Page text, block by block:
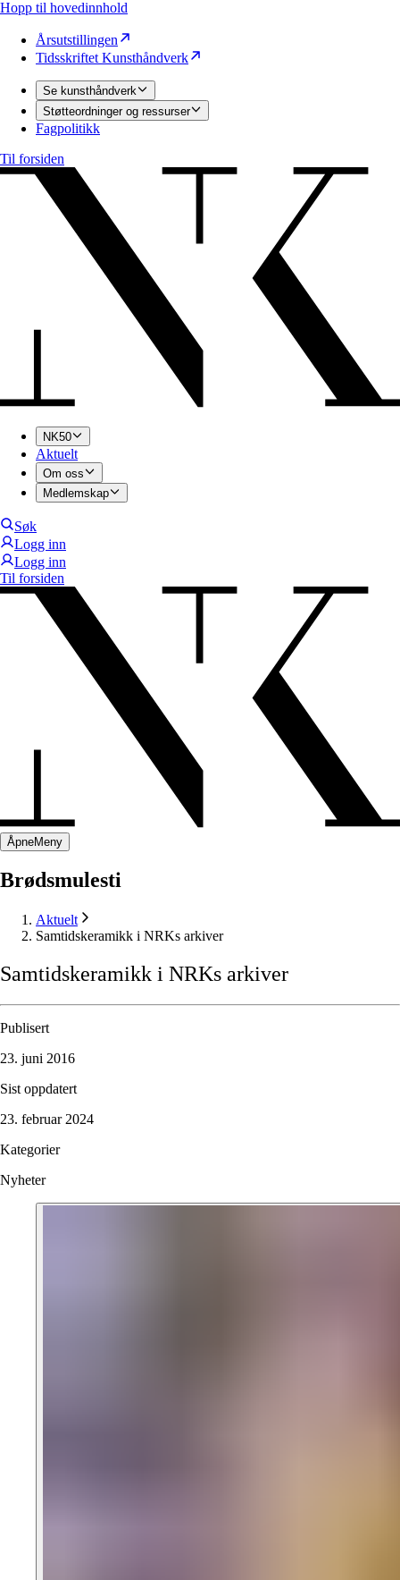
Hopp til hovedinnhold
Årsutstillingen
Tidsskriftet Kunsthåndverk
Se kunsthåndverk
Støtteordninger og ressurser
Fagpolitikk
Til forsiden
NK50
Aktuelt
Om oss
Medlemskap
Søk
Logg inn
Logg inn
Til forsiden
ÅpneMeny
Brødsmulesti
Aktuelt
Samtidskeramikk i NRKs arkiver
Samtidskeramikk i NRKs arkiver
Publisert
23. juni 2016
Sist oppdatert
23. februar 2024
Kategorier
Nyheter